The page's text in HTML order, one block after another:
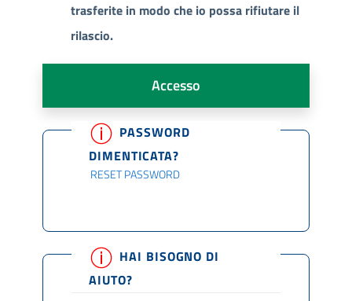
trasferite in modo che io possa rifiutare il
rilascio.
Accesso
PASSWORD
DIMENTICATA?
RESET PASSWORD
HAI BISOGNO DI
AIUTO?